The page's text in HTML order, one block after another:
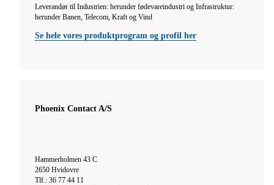
Leverandør til Industrien: herunder fødevareindustri og Infrastruktur:
herunder Banen, Telecom, Kraft og Vind
Se hele vores produktprogram og profil her
Phoenix Contact A/S
Hammerholmen 43 C
2650 Hvidovre
Tlf.: 36 77 44 11